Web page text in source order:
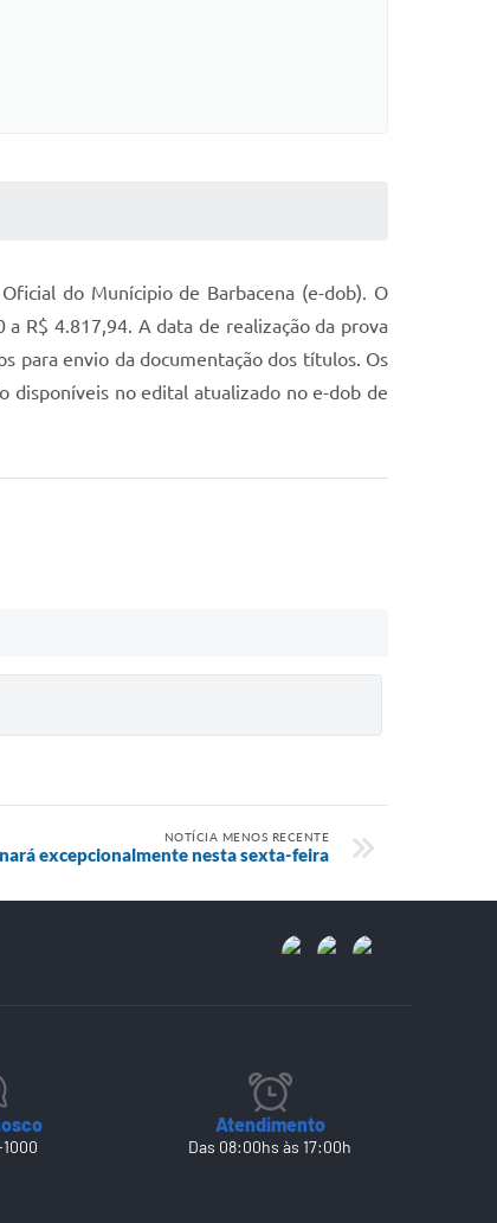
do Munícipio de Barbacena (e-dob). O
R$ 4.817,94. A data de realização da prova
para envio da documentação dos títulos. Os
disponíveis no edital atualizado no e-dob de
NOTÍCIA MENOS RECENTE
excepcionalmente nesta sexta-feira
Atendimento
Das 08:00hs às 17:00h